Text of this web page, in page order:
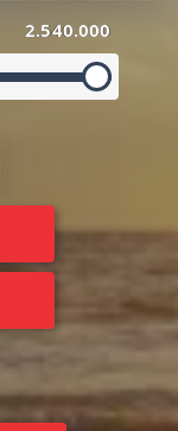
2.540.000